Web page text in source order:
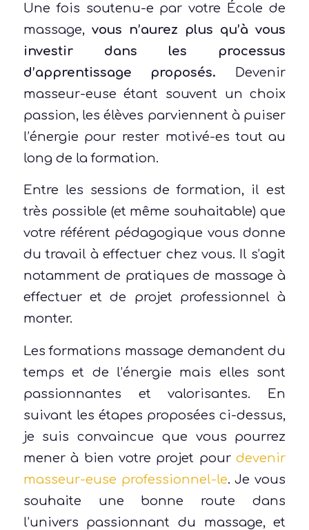
Une fois soutenu-e par votre École de
massage, vous n’aurez plus qu’à vous
investir dans les processus
d’apprentissage proposés. Devenir
masseur-euse étant souvent un choix
passion, les élèves parviennent à puiser
l’énergie pour rester motivé-es tout au
long de la formation.
Entre les sessions de formation, il est
très possible (et même souhaitable) que
votre référent pédagogique vous donne
du travail à effectuer chez vous. Il s’agit
notamment de pratiques de massage à
effectuer et de projet professionnel à
monter.
Les formations massage demandent du
temps et de l’énergie mais elles sont
passionnantes et valorisantes. En
suivant les étapes proposées ci-dessus,
je suis convaincue que vous pourrez
mener à bien votre projet pourdevenir
masseur-euse professionnel-le. Je vous
souhaite une bonne route dans
l’univers passionnant du massage, et